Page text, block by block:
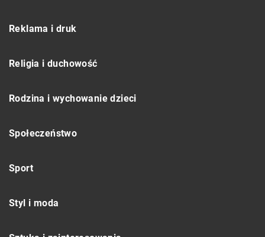
Reklama i druk
Religia i duchowość
Rodzina i wychowanie dzieci
Społeczeństwo
Sport
Styl i moda